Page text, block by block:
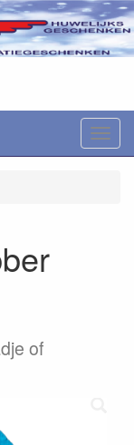
M
e
of